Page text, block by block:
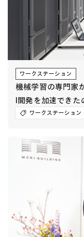
ハイブリッドワーク
ワークステーション
プリンター
イベント・コラム
イベント・セミナー情報
コラム一覧
日本HP 公式
ワークステーション
機械学習の専門家
I開発を加速できた
ワークステーション